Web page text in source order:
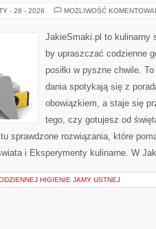
- 28 - 2026 MOŻLIWOŚĆ
JakieSmaki.pl to kulinarny
by upraszczać codzienne
posiłki w pyszne chwile.
dania spotykają się z
obowiązkiem, a staje się
tego, czy gotujesz od
sprawdzone rozwiązania, które
i Eksperymenty kulinarne. W
HIGIENIE JAMY USTNEJ